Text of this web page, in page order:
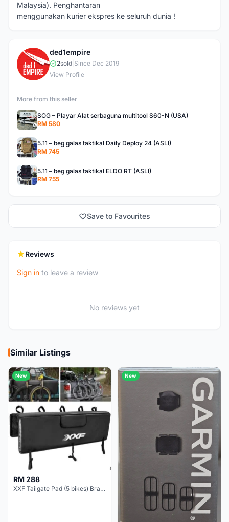
Malaysia). Penghantaran
menggunakan kurier ekspres ke seluruh dunia !
D
ded1empire
2sold Since Dec 2019
View Profile
More from this seller
SOG – Playar Alat serbaguna multitool S60-N (USA)
RM 580
5.11 – beg galas taktikal Daily Deploy 24 (ASLI)
RM 745
5.11 – beg galas taktikal ELDO RT (ASLI)
RM 755
Save to Favourites
Reviews
Sign in to leave a review
No reviews yet
Similar Listings
New
RM 288
XXF Tailgate Pad (5 bikes) Brand New !!!
New